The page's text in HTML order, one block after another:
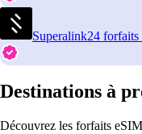
Superalink24 forfaits
Destinations à
Découvrez les forfaits